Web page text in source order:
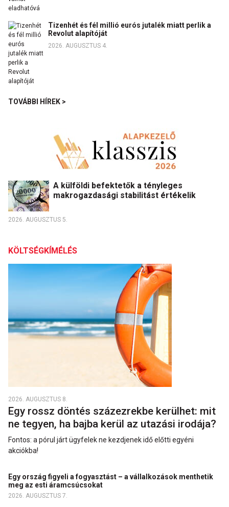
Tizenhét és fél millió eurós jutalék miatt perlik a
Revolut alapítóját
2026. AUGUSZTUS 4.
TOVÁBBI HÍREK >
A külföldi befektetők a tényleges
makrogazdasági stabilitást értékelik
2026. AUGUSZTUS 5.
KÖLTSÉGKÍMÉLÉS
2026. AUGUSZTUS 8.
Egy rossz döntés százezrekbe kerülhet: mit
ne tegyen, ha bajba kerül az utazási irodája?
Fontos: a pórul járt ügyfelek ne kezdjenek idő előtti egyéni
akciókba!
Egy ország figyeli a fogyasztást – a vállalkozások menthetik
meg az esti áramcsúcsokat
2026. AUGUSZTUS 7.